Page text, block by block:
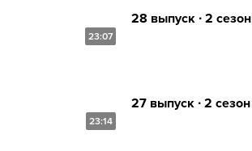
23:07
28 выпуск ∙ 2 сезон
23:14
27 выпуск ∙ 2 сезон